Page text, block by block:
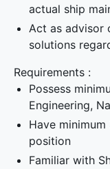
actual ship
Act as advisor
solutions
Requirements :
Possess
Engineering,
Have
position
Familiar with